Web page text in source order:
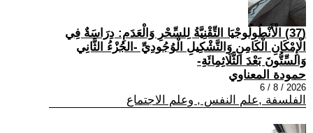
(37) الْأَنْطُولُوجْيَا التِّقْنِيَّةُ لِلسِّحْرِ وَالْعَدَمِ: دِرَاسَةٌ فِي
الْإِمْكَانِ الْكَامِنِ وَالتَّشْكِيلِ الْوُجُودِيِّ -الجُزْءُ الثَّانِي
وَالسِّتُّونَ بَعْدَ الثَّلَاثِمِائَةِ-
حمودة المعناوي
2026 / 8 / 6
الفلسفة ,علم النفس , وعلم الاجتماع